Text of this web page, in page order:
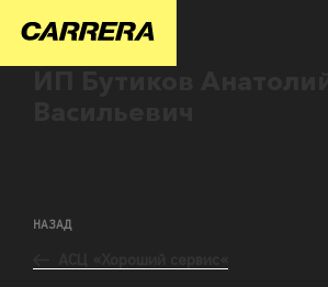
НАЗАД